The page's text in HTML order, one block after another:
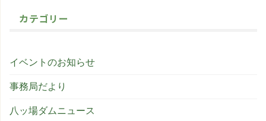
カテゴリー
イベントのお知らせ
事務局だより
八ッ場ダムニュース